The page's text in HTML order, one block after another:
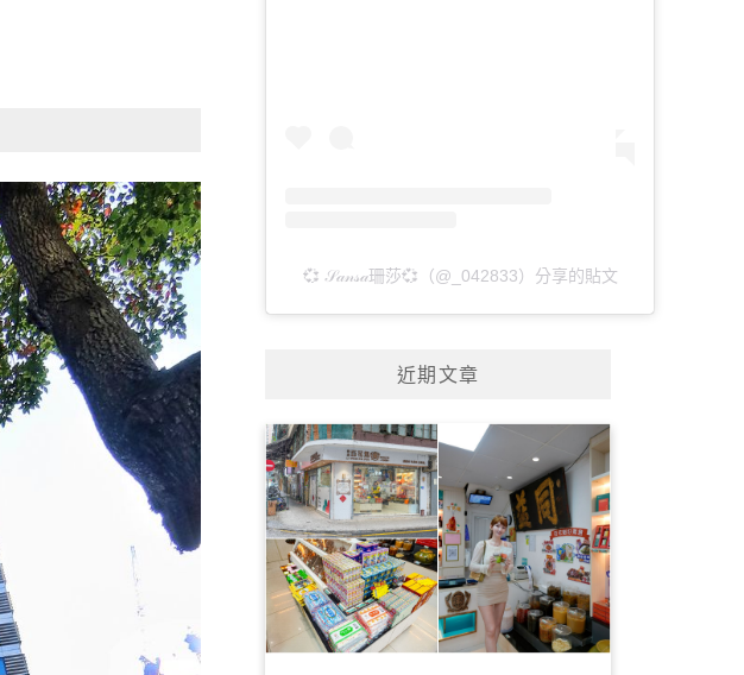
💞 𝒮𝒶𝓃𝓈𝒶珊莎💞（@_042833）分享的貼文
近期文章